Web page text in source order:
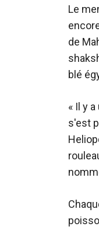
Le
de
blé
« Il y
s'est